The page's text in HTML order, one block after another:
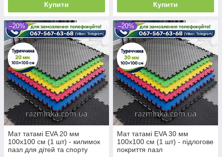
Купити Купити
–20%
Мат татамі EVA 20 мм
100х100 см (1 шт) - килимок
пазл для дітей та спорту
–20%
Мат татамі EVA 30 мм
100х100 см (1 шт) - підлогове
покриття пазл